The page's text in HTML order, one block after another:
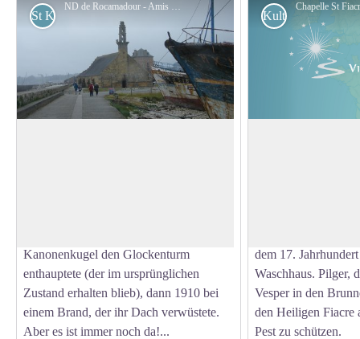
ND de Rocamadour - Amis Bretons de Colomban
St Kolumban
Kanonenkugel den Glockenturm
enthauptete (der im ursprünglichen
Zustand erhalten blieb), dann 1910 bei
einem Brand, der ihr Dach verwüstete.
Aber es ist immer noch da!...
Kulturell
dem 17.
Waschhaus. Pilger,
Vesper in den
den Heiligen Fiacre
Pest zu schützen.